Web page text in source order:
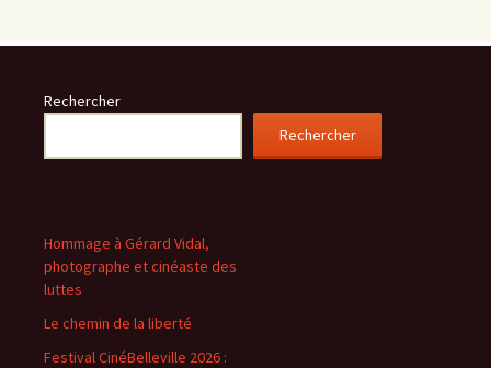
Rechercher
Rechercher
Hommage à Gérard Vidal,
photographe et cinéaste des
luttes
Le chemin de la liberté
Festival CinéBelleville 2026 :